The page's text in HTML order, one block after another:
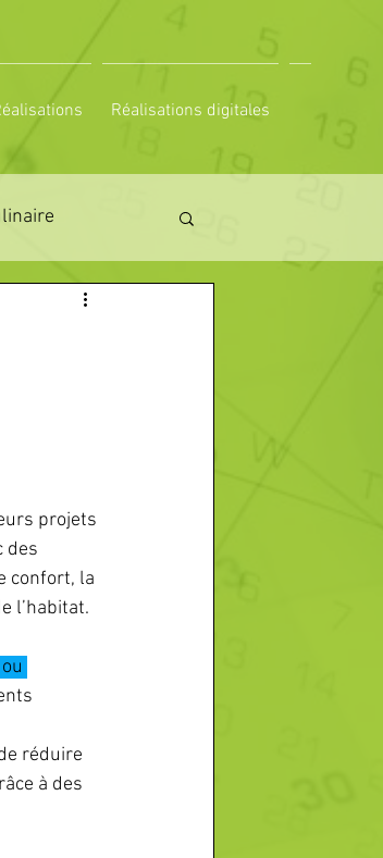
Réalisations digitales
projets
des
confort, la
l’habitat.
réduire
à des